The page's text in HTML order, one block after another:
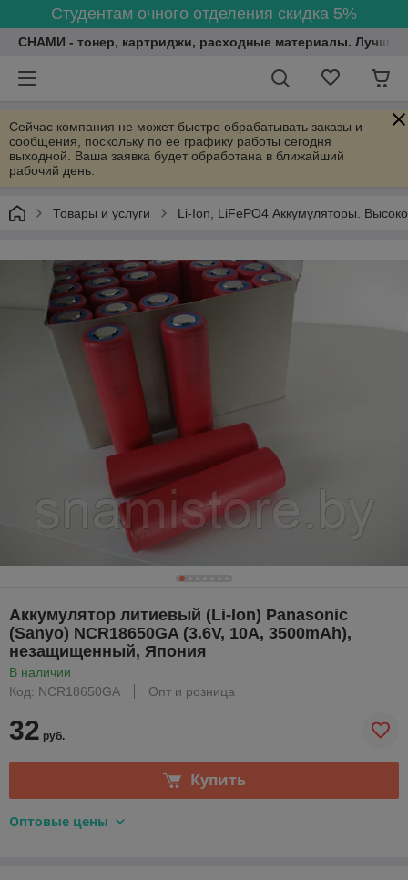
Студентам очного отделения скидка 5%
СНАМИ - тонер, картриджи, расходные материалы.
Сейчас компания не может быстро обрабатывать заказы и
сообщения, поскольку по ее графику работы сегодня
выходной. Ваша заявка будет обработана в ближайший
рабочий день.
Товары и услуги Li-Ion, LiFePO4 Аккумуляторы.
Аккумулятор литиевый (Li-Ion) Panasonic
(Sanyo) NCR18650GA (3.6V, 10A, 3500mAh),
незащищенный, Япония
В наличии
Код: NCR18650GA
Опт и розница
32 руб.
Купить
Оптовые цены